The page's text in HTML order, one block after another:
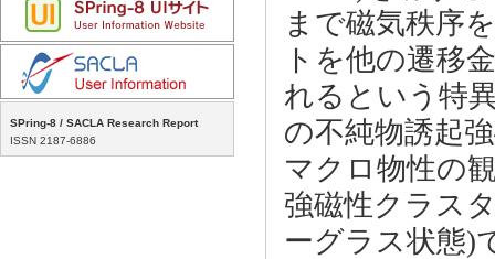
SPring-8 / SACLA Research Report
ISSN 2187-6886
まで磁気秩序
トを他の遷移
れるという特
の不純物誘起
マクロ物性の
強磁性クラス
ーグラス状態)